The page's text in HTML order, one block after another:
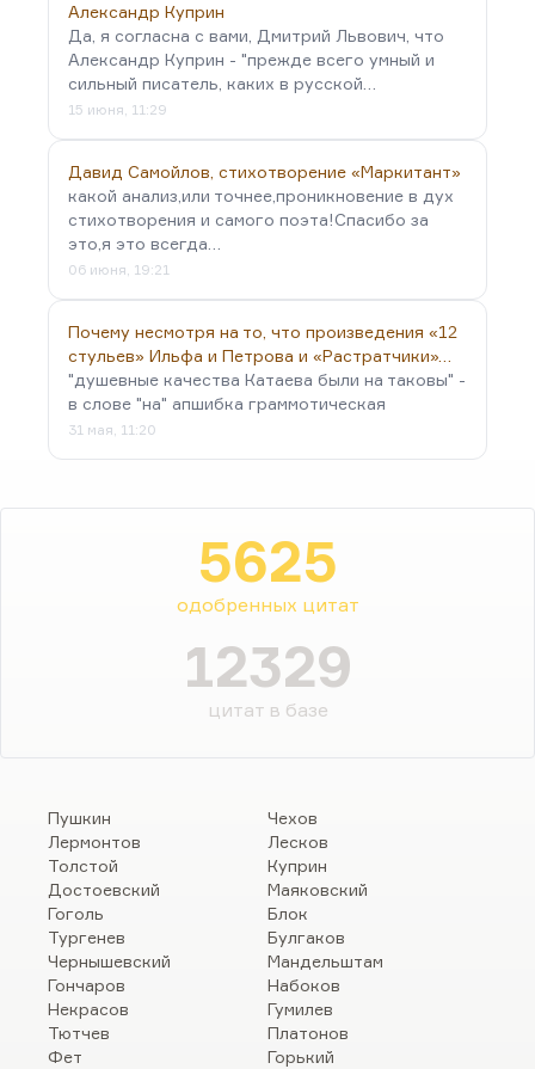
Александр Куприн
Да, я согласна с вами, Дмитрий Львович, что
Александр Куприн - "прежде всего умный и
сильный писатель, каких в русской…
15 июня, 11:29
Давид Самойлов, стихотворение «Маркитант»
какой анализ,или точнее,проникновение в дух
стихотворения и самого поэта!Спасибо за
это,я это всегда…
06 июня, 19:21
Почему несмотря на то, что произведения «12
стульев» Ильфа и Петрова и «Растратчики»…
"душевные качества Катаева были на таковы" -
в слове "на" апшибка граммотическая
31 мая, 11:20
5625
одобренных цитат
12329
цитат в базе
Пушкин
Лермонтов
Толстой
Достоевский
Гоголь
Тургенев
Чернышевский
Гончаров
Некрасов
Тютчев
Фет
Чехов
Лесков
Куприн
Маяковский
Блок
Булгаков
Мандельштам
Набоков
Гумилев
Платонов
Горький